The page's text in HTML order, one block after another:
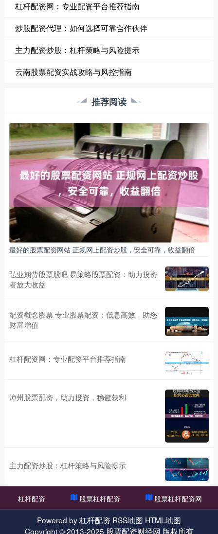
杠杆配资网：专业配资平台推荐指南
炒股配资代理：如何选择可靠合作伙伴
主力配资炒股：杠杆策略与风险提示
云南股票配资实战攻略与风控指南
推荐阅读
最好的股票配资网站 正规网上配资炒股，安全可靠，收益翻倍
弘业期货股票股吧 易策略股票配资：助力投资
者放大收益
配资概念股票 专业股票配资：低息高效，助您
财富增值
杠杆配资网：专业配资平台推荐指南
漳州股票配资，助力投资，稳健获利
主力配资炒股：杠杆策略与风险提示
杠杆配资 股票杠杆配资 股票杠杆配资网
Powered by杠杆配资 RSS地图 HTML地图
Copyright© 2013-2025 股票配资财经网 版权所有